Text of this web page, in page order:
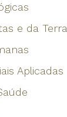
e da Terra
Aplicadas